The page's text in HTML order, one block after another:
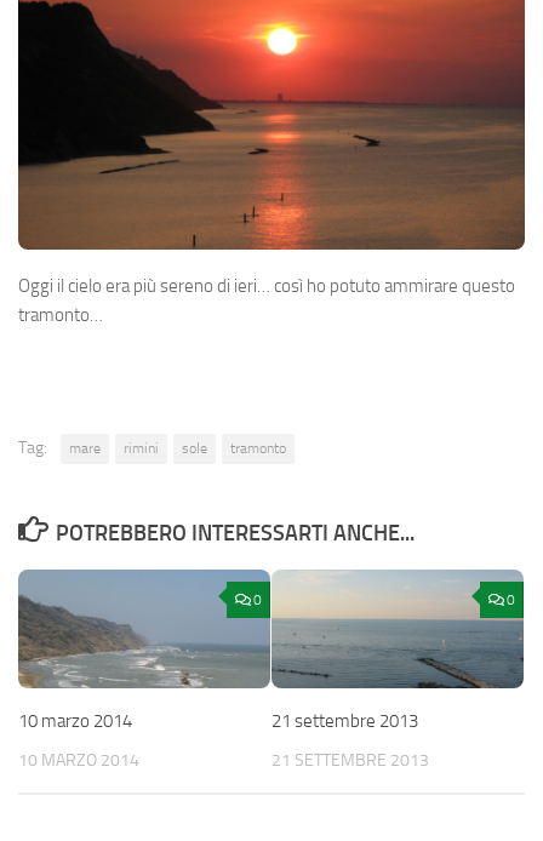
Oggi il cielo era più sereno di ieri… così ho potuto ammirare questo
tramonto…
Tag: mare rimini sole tramonto
POTREBBERO INTERESSARTI ANCHE...
0
10 marzo 2014
10 MARZO 2014
0
21 settembre 2013
21 SETTEMBRE 2013